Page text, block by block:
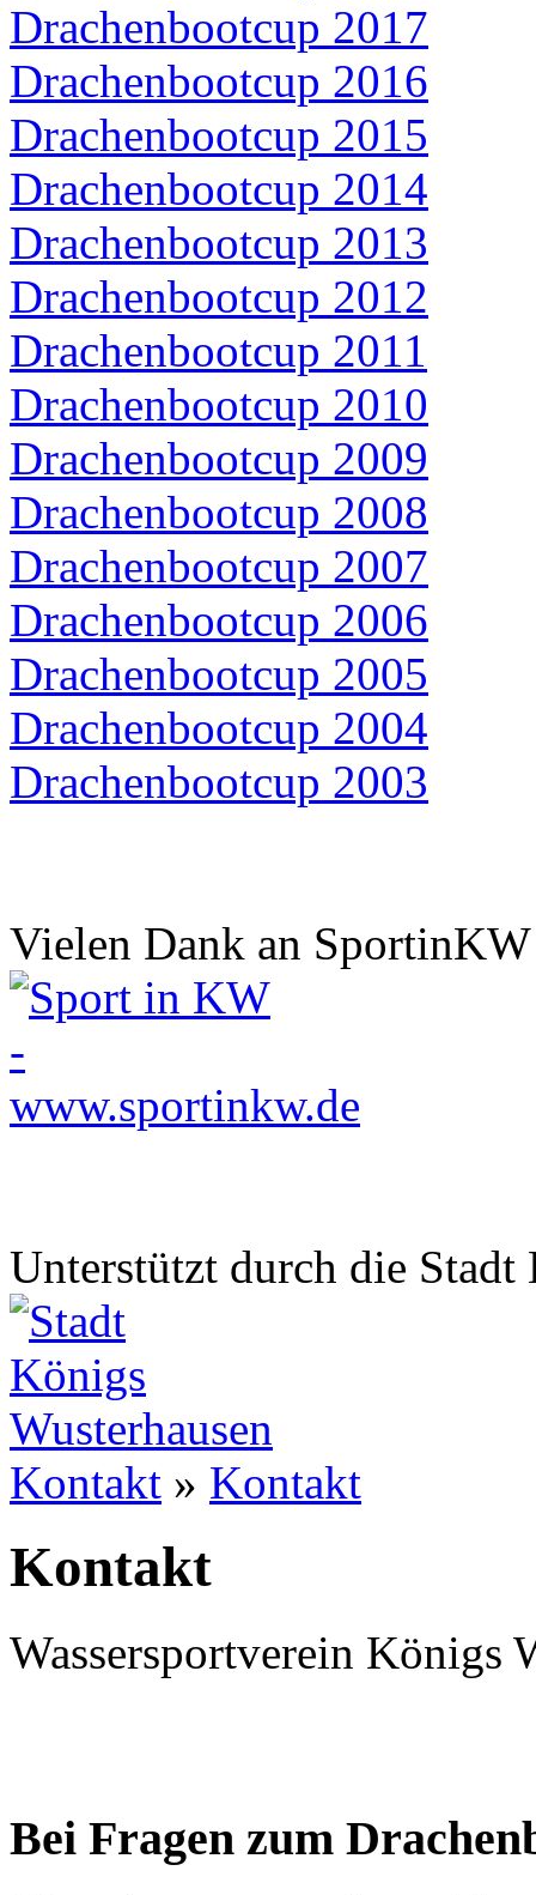
Drachenbootcup 2017
Drachenbootcup 2016
Drachenbootcup 2015
Drachenbootcup 2014
Drachenbootcup 2013
Drachenbootcup 2012
Drachenbootcup 2011
Drachenbootcup 2010
Drachenbootcup 2009
Drachenbootcup 2008
Drachenbootcup 2007
Drachenbootcup 2006
Drachenbootcup 2005
Drachenbootcup 2004
Drachenbootcup 2003
Vielen Dank an SportinKW
Unterstützt durch die Stadt
Kontakt » Kontakt
Kontakt
Wassersportverein Königs
Bei Fragen zum